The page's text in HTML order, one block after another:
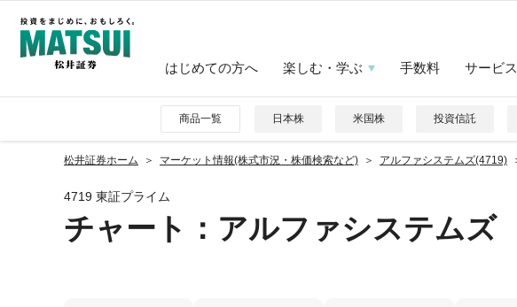
はじめての方へ 楽しむ・学ぶ 手数料 サービス
商品一覧 日本株 米国株 投資信託
松井証券ホーム マーケット情報(株式市況・株価検索など) アルファシステムズ(4719)
4719 東証プライム
チャート： アルファシステムズ